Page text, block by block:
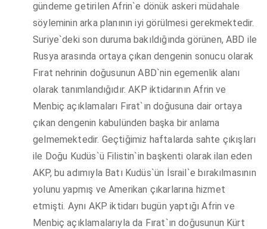
gündeme getirilen Afrin`e dönük askeri müdahale
söyleminin arka planının iyi görülmesi gerekmektedir.
Suriye`deki son duruma bakıldığında görünen, ABD ile
Rusya arasında ortaya çıkan dengenin sonucu olarak
Fırat nehrinin doğusunun ABD`nin egemenlik alanı
olarak tanımlandığıdır. AKP iktidarının Afrin ve
Menbiç açıklamaları Fırat`ın doğusuna dair ortaya
çıkan dengenin kabulünden başka bir anlama
gelmemektedir. Geçtiğimiz haftalarda sahte çıkışları
ile Doğu Kudüs`ü Filistin`in başkenti olarak ilan eden
AKP, bu adımıyla Batı Kudüs`ün İsrail`e bırakılmasının
yolunu yapmış ve Amerikan çıkarlarına hizmet
etmişti. Aynı AKP iktidarı bugün yaptığı Afrin ve
Menbiç açıklamalarıyla da Fırat`ın doğusunun Kürt